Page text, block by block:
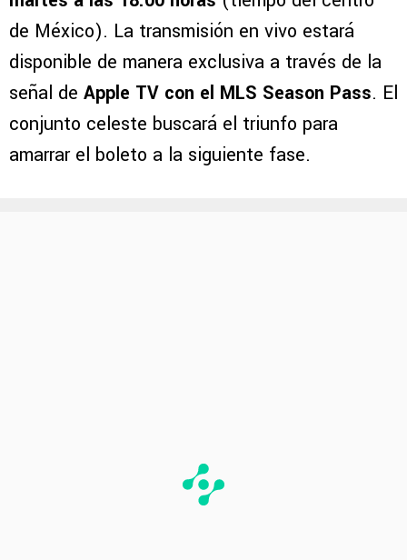
El crucial enfrentamiento deCruz Azul frente
a New York City FCse disputará elpróximo
martes a las 18:00 horas (tiempo del centro
de México). La transmisión en vivo estará
disponible de manera exclusiva a través de la